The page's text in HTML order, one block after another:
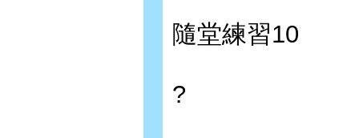
隨堂練習10
?